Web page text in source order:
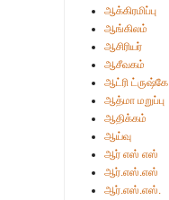
ஆக்கிரமிப்பு
ஆங்கிலம்
ஆசிரியர்
ஆசீவகம்
ஆட்ரி ட்ருஷ்கே
ஆத்மா மறுப்பு
ஆதிக்கம்
ஆய்வு
ஆர் எஸ் எஸ்
ஆர்.எஸ்.எஸ்
ஆர்.எஸ்.எஸ்.